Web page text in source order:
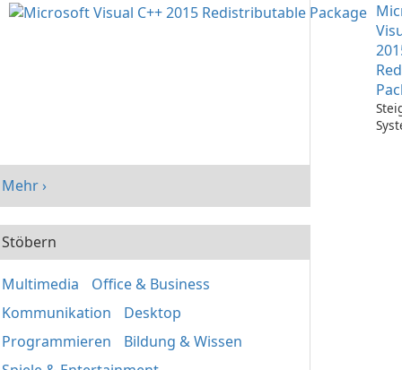
mit
Mehr ›
Stöbern
Multimedia
Office & Business
Kommunikation
Desktop
Programmieren
Bildung & Wissen